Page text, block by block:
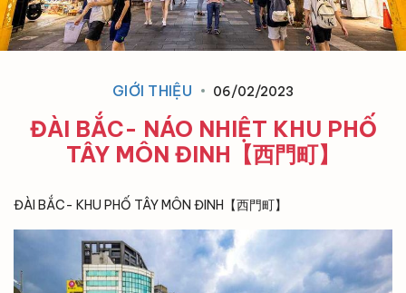
GIỚI THIỆU 06/02/2023
ĐÀI BẮC- NÁO NHIỆT KHU PHỐ
TÂY MÔN ĐINH【西門町】
ĐÀI BẮC- KHU PHỐ TÂY MÔN ĐINH【西門町】